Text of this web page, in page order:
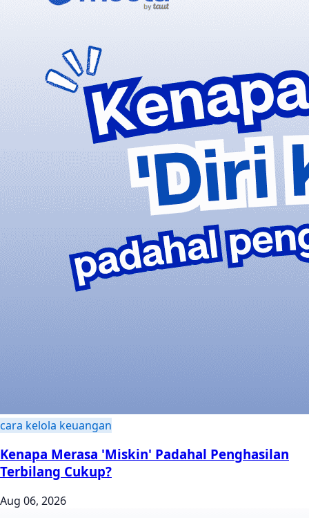
cara kelola keuangan
Kenapa Merasa 'Miskin' Padahal Penghasilan
Terbilang Cukup?
Aug 06, 2026